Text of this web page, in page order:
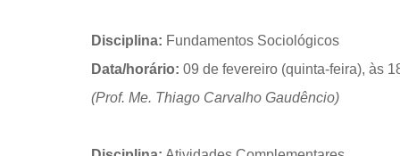
Disciplina: Fundamentos Sociológicos
Data/horário: 09 de fevereiro (quinta-feira), às
(Prof. Me. Thiago Carvalho Gaudêncio)